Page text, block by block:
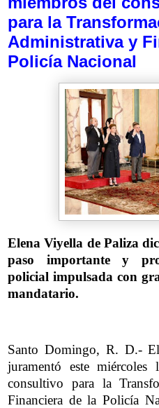
para la
Administrativa y
Policía Nacional
Elena Viyella de Paliza
paso importante y
policial impulsada con
mandatario.
Santo Domingo, R. D.-
juramentó este
consultivo para la
Financiera de la Policía